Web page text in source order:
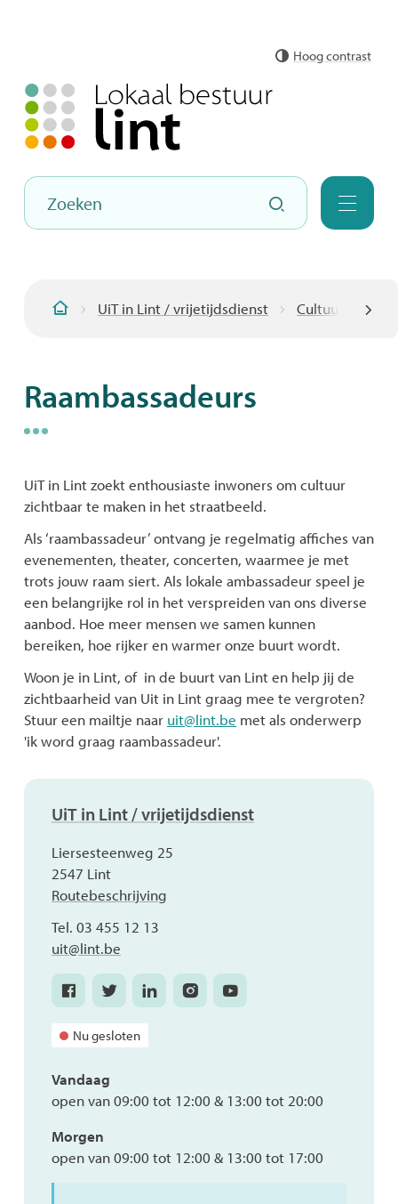
Hoog contrast
Hoe
kunnen
we
Zoeken
Menu
links
UiT in Lint / vrijetijdsdienst Cultuur
Raambassadeurs
UiT in Lint zoekt enthousiaste inwoners om cultuur
zichtbaar te maken in het straatbeeld.
Als ‘raambassadeur’ ontvang je regelmatig affiches van
evenementen, theater, concerten, waarmee je met
trots jouw raam siert. Als lokale ambassadeur speel je
een belangrijke rol in het verspreiden van ons diverse
aanbod. Hoe meer mensen we samen kunnen
bereiken, hoe rijker en warmer onze buurt wordt.
Woon je in Lint, of in de buurt van Lint en help jij de
zichtbaarheid van Uit in Lint graag mee te vergroten?
Stuur een mailtje naar uit@lint.be met als onderwerp
'ik word graag raambassadeur'.
Contact
UiT in Lint / vrijetijdsdienst
Adres
Liersesteenweg 25
,2547 Lint
Routebeschrijving
Tel. 03 455 12 13
E-
uit@lint.be
Facebook
UiT
in
Lint
vrijetijdsdienst
Twitter
UiT
in
Lint
vrijetijdsdienst
Linkedin
UiT
in
Lint
Instagram
UiT
Youtube
UiT
Nu gesloten
Vandaag
open van09:00 tot 12:00 & 13:00 tot 20:00
Morgen
open van09:00 tot 12:00 & 13:00 tot 17:00